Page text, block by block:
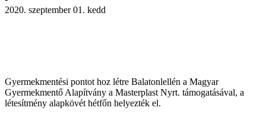
2020. szeptember 01. kedd
Gyermekmentési pontot hoz létre Balatonlellén a Magyar
Gyermekmentő Alapítvány a Masterplast Nyrt. támogatásával, a
létesítmény alapkövét hétfőn helyezték el.